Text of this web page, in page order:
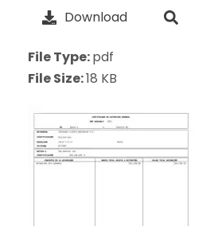
Download
File Type:pdf
File Size:18 KB